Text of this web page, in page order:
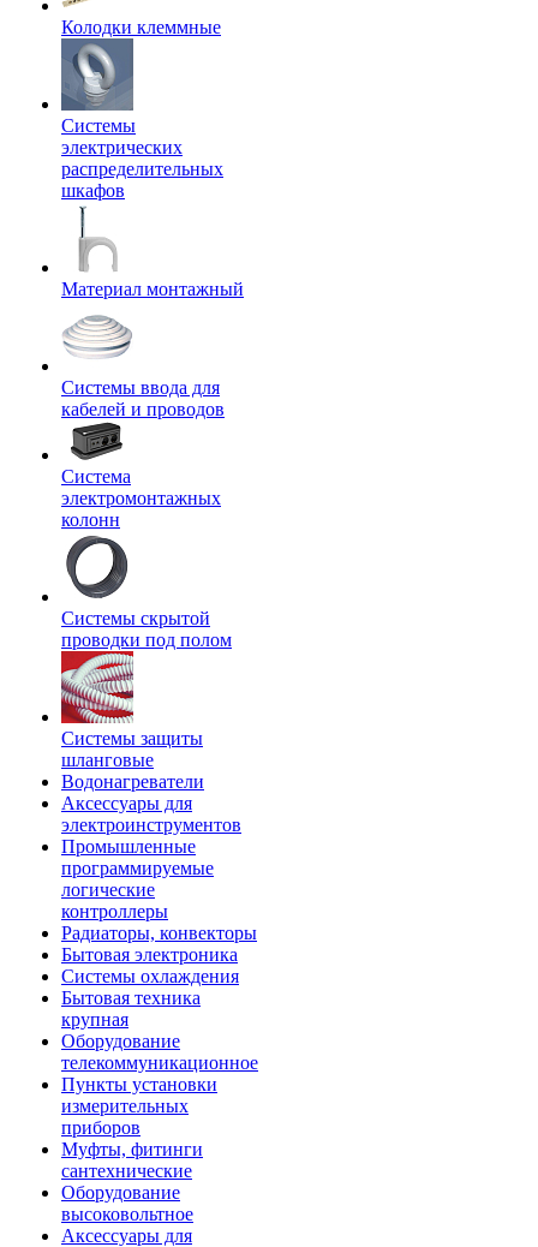
Колодки клеммные
Системы
электрических
распределительных
шкафов
Материал монтажный
Системы ввода для
кабелей и проводов
Система
электромонтажных
колонн
Системы скрытой
проводки под полом
Системы защиты
шланговые
Водонагреватели
Аксессуары для
электроинструментов
Промышленные
программируемые
логические
контроллеры
Радиаторы, конвекторы
Бытовая электроника
Системы охлаждения
Бытовая техника
крупная
Оборудование
телекоммуникационное
Пункты установки
измерительных
приборов
Муфты, фитинги
сантехнические
Оборудование
высоковольтное
Аксессуары для